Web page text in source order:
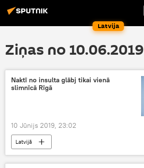
Latvija
Ziņas no 10.06.2019
Naktī no insulta glābj tikai vienā
slimnīcā Rīgā
10 Jūnijs 2019, 23:02
Latvijā